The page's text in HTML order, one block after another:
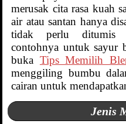
merusak cita rasa kuah
air atau santan hanya
tidak perlu ditumis
contohnya untuk sayur
buka Tips Memilih
menggiling bumbu
cairan untuk
Jenis